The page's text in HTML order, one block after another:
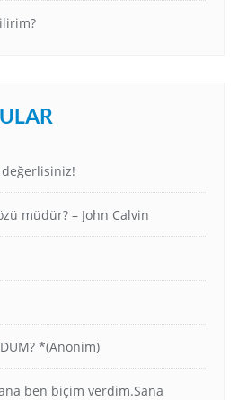
müdür? – John Calvin
*(Anonim)
ben biçim verdim.Sana